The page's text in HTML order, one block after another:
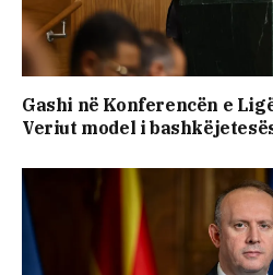
Gashi në Konferencën e
Veriut model i